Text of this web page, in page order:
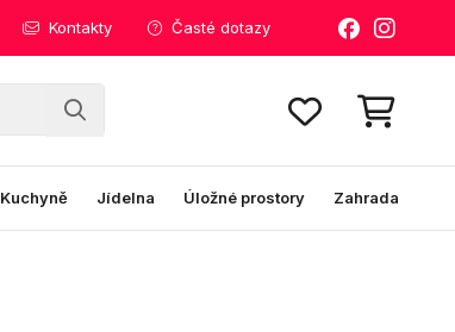
Kontakty Časté dotazy
Kuchyně Jídelna Úložné prostory Zahrada